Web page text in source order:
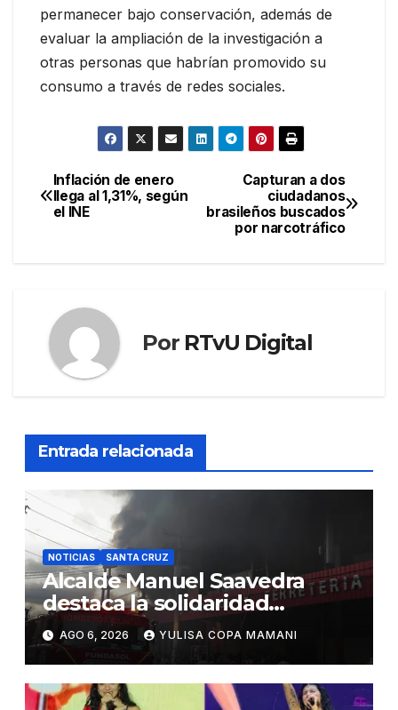
permanecer bajo conservación, además de
evaluar la ampliación de la investigación a
otras personas que habrían promovido su
consumo a través de redes sociales.
Navegación
de
Capturan a dos
ciudadanos
brasileños buscados
por narcotráfico
Inflación de enero
llega al 1,31%, según
el INE
Por RTvU Digital
Entrada relacionada
NOTICIAS SANTA CRUZ
Alcalde Manuel Saavedra
destaca la solidaridad
durante la emergencia en
Barrio Lindo
AGO 6, 2026 YULISA COPA MAMANI